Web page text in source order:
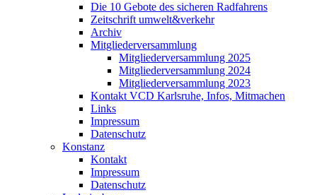
Die 10 Gebote des sicheren Radfahrens
Zeitschrift umwelt&verkehr
Archiv
Mitgliederversammlung
Mitgliederversammlung 2025
Mitgliederversammlung 2024
Mitgliederversammlung 2023
Kontakt VCD Karlsruhe, Infos, Mitmachen
Links
Impressum
Datenschutz
Konstanz
Kontakt
Impressum
Datenschutz